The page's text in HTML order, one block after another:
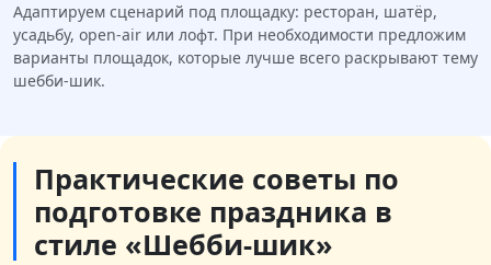
Адаптируем сценарий под площадку: ресторан, шатёр,
усадьбу, open‑air или лофт. При необходимости предложим
варианты площадок, которые лучше всего раскрывают тему
шебби-шик.
Практические советы по
подготовке праздника в
стиле «Шебби-шик»